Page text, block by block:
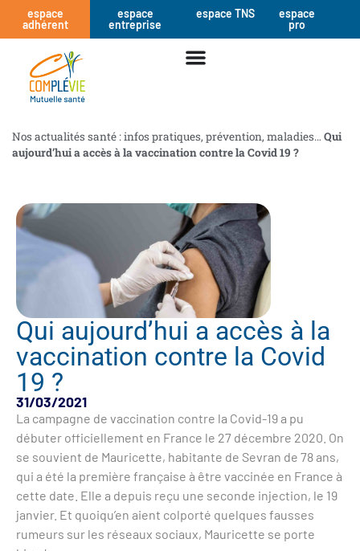
espace
adhérent
espace
entreprise
espace TNS
espace
pro
Nos actualités santé : infos pratiques, prévention, maladies… Qui
aujourd’hui a accès à la vaccination contre la Covid 19 ?
Qui aujourd’hui a accès à la
vaccination contre la Covid
19 ?
31/03/2021
La campagne de vaccination contre la Covid-19 a pu
débuter officiellement en France le 27 décembre 2020. On
se souvient de Mauricette, habitante de Sevran de 78 ans,
qui a été la première française à être vaccinée en France à
cette date. Elle a depuis reçu une seconde injection, le 19
janvier. Et quoiqu’en aient colporté quelques fausses
rumeurs sur les réseaux sociaux, Mauricette se porte